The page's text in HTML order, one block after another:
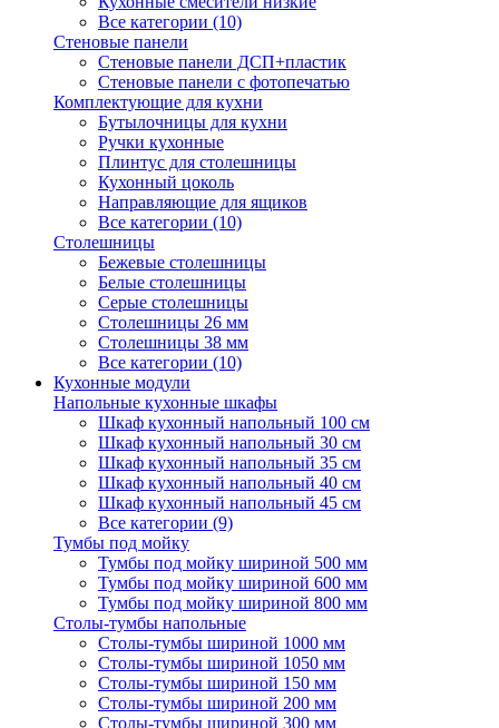
Все категории (10)
Стеновые панели
Стеновые панели ДСП+пластик
Стеновые панели с фотопечатью
Комплектующие для кухни
Бутылочницы для кухни
Ручки кухонные
Плинтус для столешницы
Кухонный цоколь
Направляющие для ящиков
Все категории (10)
Столешницы
Бежевые столешницы
Белые столешницы
Серые столешницы
Столешницы 26 мм
Столешницы 38 мм
Все категории (10)
Кухонные модули
Напольные кухонные шкафы
Шкаф кухонный напольный 100 см
Шкаф кухонный напольный 30 см
Шкаф кухонный напольный 35 см
Шкаф кухонный напольный 40 см
Шкаф кухонный напольный 45 см
Все категории (9)
Тумбы под мойку
Тумбы под мойку шириной 500 мм
Тумбы под мойку шириной 600 мм
Тумбы под мойку шириной 800 мм
Столы-тумбы напольные
Столы-тумбы шириной 1000 мм
Столы-тумбы шириной 1050 мм
Столы-тумбы шириной 150 мм
Столы-тумбы шириной 200 мм
Столы-тумбы шириной 300 мм